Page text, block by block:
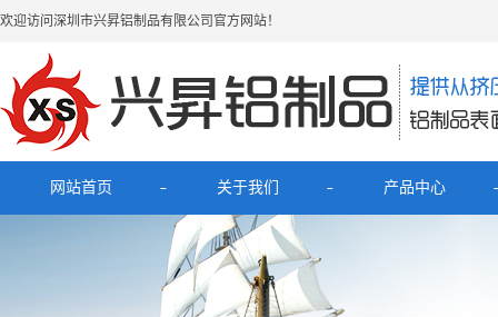
欢迎访问深圳市兴昇铝制品有限公司官方网站！
网站首页 关于我们
公司简介
联系我们
产品中心